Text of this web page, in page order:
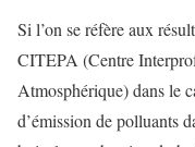
Si l’on se réfère aux
CITEPA (Centre
Atmosphérique) dans le
d’émission de polluants